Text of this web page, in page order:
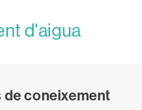
d'aigua
coneixement